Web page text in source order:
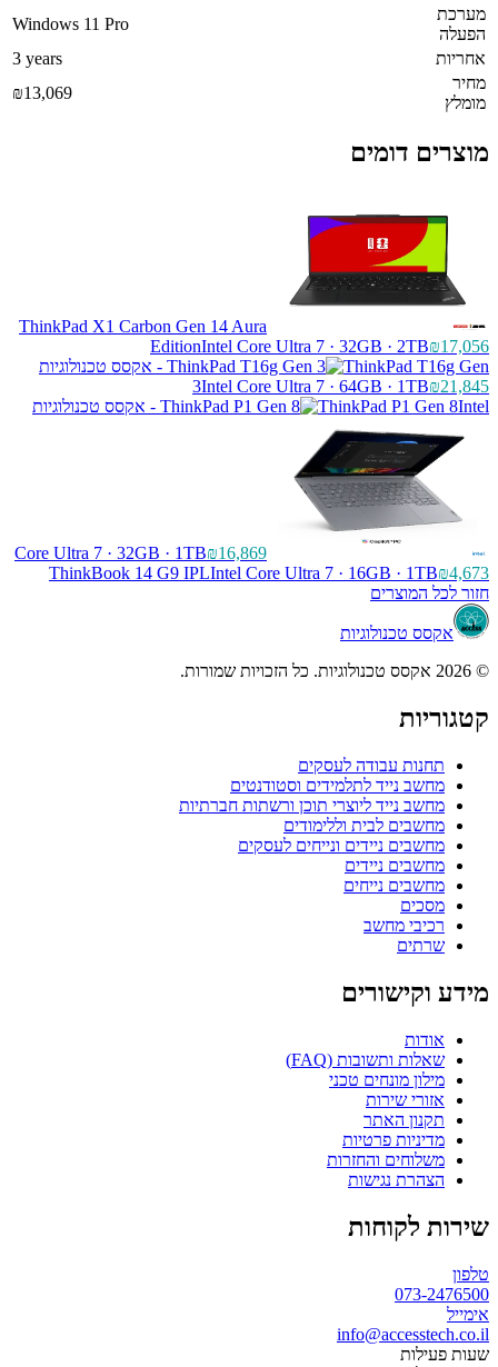
מערכת
הפעלה
Windows 11 Pro
אחריות
3 years
מחיר
מומלץ
₪13,069
מוצרים דומים
ThinkPad X1 Carbon Gen 14 Aura
EditionIntel Core Ultra 7 · 32GB · 2TB₪17,056
ThinkPad T16g Gen
3Intel Core Ultra 7 · 64GB · 1TB₪21,845
ThinkPad P1 Gen 8Intel
Core Ultra 7 · 32GB · 1TB₪16,869
ThinkBook 14 G9 IPLIntel Core Ultra 7 · 16GB · 1TB₪4,673
חזור לכל המוצרים
אקסס טכנולוגיות
© 2026 אקסס טכנולוגיות. כל הזכויות שמורות.
קטגוריות
תחנות עבודה לעסקים
מחשב נייד לתלמידים וסטודנטים
מחשב נייד ליוצרי תוכן ורשתות חברתיות
מחשבים לבית וללימודים
מחשבים ניידים ונייחים לעסקים
מחשבים ניידים
מחשבים נייחים
מסכים
רכיבי מחשב
שרתים
מידע וקישורים
אודות
שאלות ותשובות (FAQ)
מילון מונחים טכני
אזורי שירות
תקנון האתר
מדיניות פרטיות
משלוחים והחזרות
הצהרת נגישות
שירות לקוחות
טלפון
073-2476500
אימייל
info@accesstech.co.il
שעות פעילות